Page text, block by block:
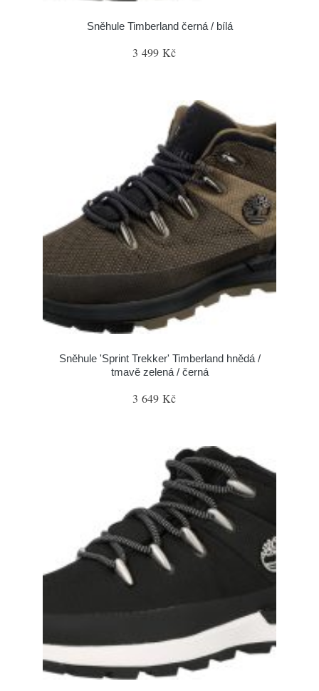
Sněhule Timberland černá / bílá
3 499 Kč
Sněhule 'Sprint Trekker' Timberland hnědá /
tmavě zelená / černá
3 649 Kč